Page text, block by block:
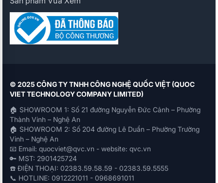
© 2025 CÔNG TY TNHH CÔNG NGHỆ QUỐC VIỆT (QUOC
VIET TECHNOLOGY COMPANY LIMITED)
🏠 SHOWROOM 1: Số 21 đường Nguyễn Đức Cảnh – Phường
Thành Vinh – Nghệ An
🏠 SHOWROOM 2: Số 204 đường Lê Duẩn – Phường Trường
Vinh – Nghệ An
📧 Email: quocviet@qvc.vn - website: qvc.vn
🔑 MST: 2901425724
☎️ ĐIỆN THOẠI: 02383.59.58.59 - 02383.59.5555
📞 HOTLINE: 0912221011 - 0968691011